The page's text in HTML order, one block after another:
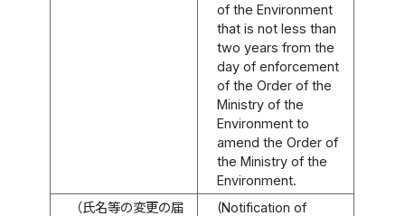
of the Environment
that is not less than
two years from the
day of enforcement
of the Order of the
Ministry of the
Environment to
amend the Order of
the Ministry of the
Environment.
（氏名等の変更の届
(Notification of